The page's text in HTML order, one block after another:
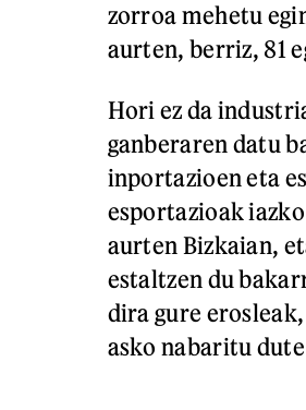
zorroa mehetu
aurten, berriz, 81
Hori ez da
ganberaren datu
inportazioen eta
esportazioak
aurten Bizkaian,
estaltzen du
dira gure
asko nabaritu